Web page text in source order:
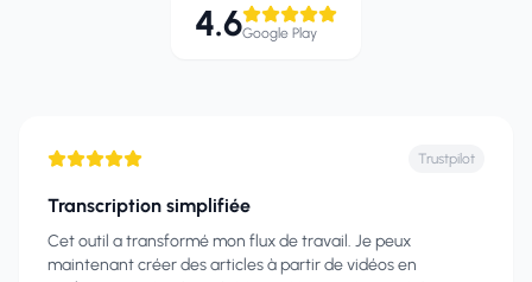
4.6Google Play
Trustpilot
Transcription simplifiée
Cet outil a transformé mon flux de travail. Je peux
maintenant créer des articles à partir de vidéos en